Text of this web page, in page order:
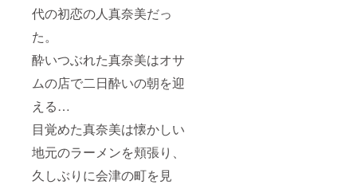
代の初恋の人真奈美だっ
た。
酔いつぶれた真奈美はオサ
ムの店で二日酔いの朝を迎
える…
目覚めた真奈美は懐かしい
地元のラーメンを頬張り、
久しぶりに会津の町を見